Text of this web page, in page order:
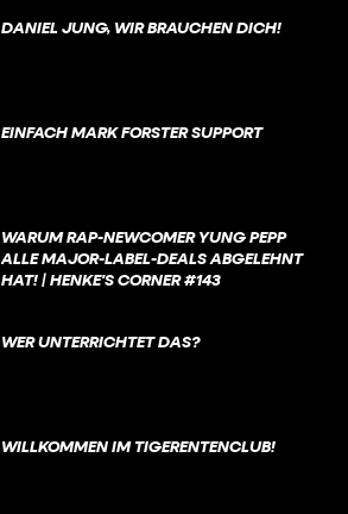
DANIEL JUNG, WIR BRAUCHEN DICH!
EINFACH MARK FORSTER SUPPORT
WARUM RAP-NEWCOMER YUNG PEPP
ALLE MAJOR-LABEL-DEALS ABGELEHNT
HAT! | HENKE'S CORNER #143
WER UNTERRICHTET DAS?
WILLKOMMEN IM TIGERENTENCLUB!